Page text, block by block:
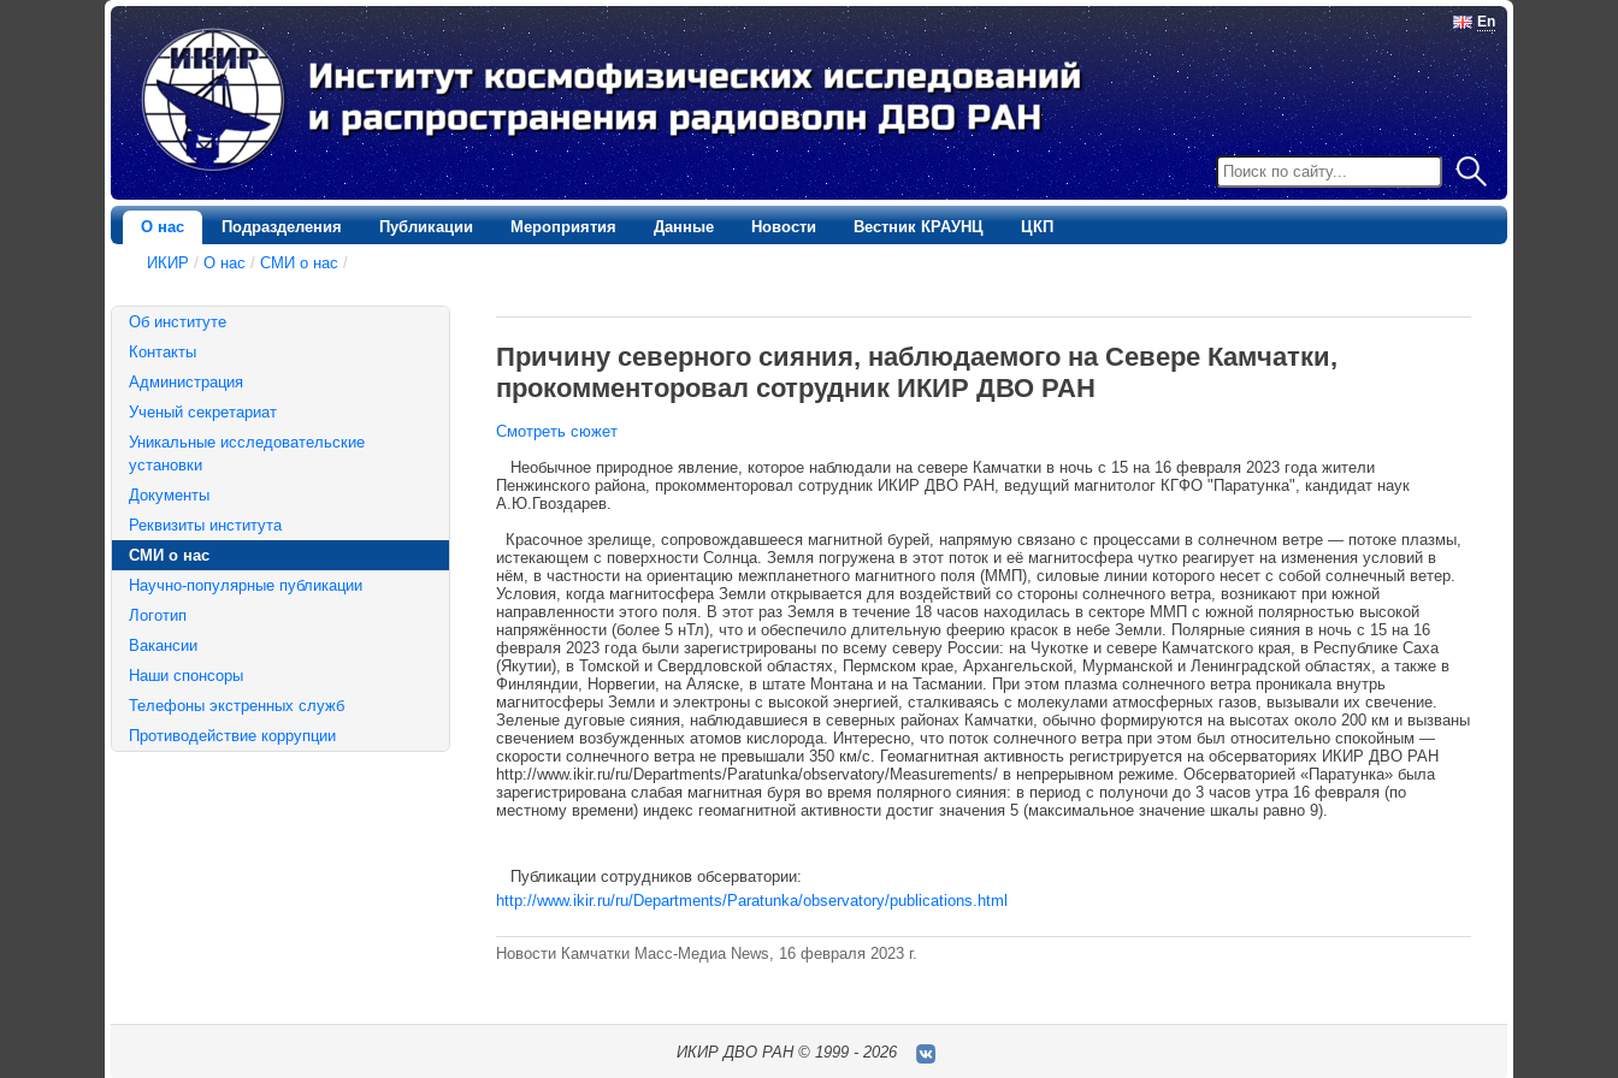
En
О нас Подразделения Публикации Мероприятия Данные Новости Вестник КРАУНЦ
ЦКП
ИКИР / О нас / СМИ о нас /
Об институте
Контакты
Администрация
Ученый секретариат
Уникальные исследовательские
установки
Документы
Реквизиты института
СМИ о нас
Научно-популярные публикации
Логотип
Вакансии
Наши спонсоры
Телефоны экстренных служб
Противодействие коррупции
Причину северного сияния, наблюдаемого на Севере Камчатки,
прокомменторовал сотрудник ИКИР ДВО РАН
Смотреть сюжет
Необычное природное явление, которое наблюдали на севере Камчатки в ночь с 15 на 16 февраля 2023 года жители
Пенжинского района, прокомменторовал сотрудник ИКИР ДВО РАН, ведущий магнитолог КГФО "Паратунка", кандидат наук
А.Ю.Гвоздарев.
Красочное зрелище, сопровождавшееся магнитной бурей, напрямую связано с процессами в солнечном ветре — потоке плазмы,
истекающем с поверхности Солнца. Земля погружена в этот поток и её магнитосфера чутко реагирует на изменения условий в
нём, в частности на ориентацию межпланетного магнитного поля (ММП), силовые линии которого несет с собой солнечный ветер.
Условия, когда магнитосфера Земли открывается для воздействий со стороны солнечного ветра, возникают при южной
направленности этого поля. В этот раз Земля в течение 18 часов находилась в секторе ММП с южной полярностью высокой
напряжённости (более 5 нТл), что и обеспечило длительную феерию красок в небе Земли. Полярные сияния в ночь с 15 на 16
февраля 2023 года были зарегистрированы по всему северу России: на Чукотке и севере Камчатского края, в Республике Саха
(Якутии), в Томской и Свердловской областях, Пермском крае, Архангельской, Мурманской и Ленинградской областях, а также в
Финляндии, Норвегии, на Аляске, в штате Монтана и на Тасмании. При этом плазма солнечного ветра проникала внутрь
магнитосферы Земли и электроны с высокой энергией, сталкиваясь с молекулами атмосферных газов, вызывали их свечение.
Зеленые дуговые сияния, наблюдавшиеся в северных районах Камчатки, обычно формируются на высотах около 200 км и вызваны
свечением возбужденных атомов кислорода. Интересно, что поток солнечного ветра при этом был относительно спокойным —
скорости солнечного ветра не превышали 350 км/с. Геомагнитная активность регистрируется на обсерваториях ИКИР ДВО РАН
http://www.ikir.ru/ru/Departments/Paratunka/observatory/Measurements/ в непрерывном режиме. Обсерваторией «Паратунка» была
зарегистрирована слабая магнитная буря во время полярного сияния: в период с полуночи до 3 часов утра 16 февраля (по
местному времени) индекс геомагнитной активности достиг значения 5 (максимальное значение шкалы равно 9).
Публикации сотрудников обсерватории:
http://www.ikir.ru/ru/Departments/Paratunka/observatory/publications.html
Новости Камчатки Масс-Медиа News, 16 февраля 2023 г.
ИКИР ДВО РАН ©1999 - 2026